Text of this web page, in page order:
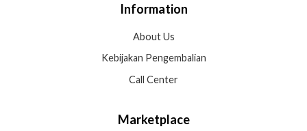
Information
About Us
Kebijakan Pengembalian
Call Center
Marketplace